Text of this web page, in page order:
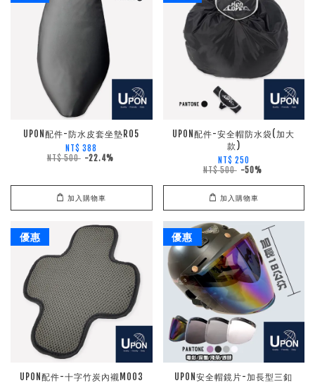
UPON配件-防水皮套坐墊R05
NT$ 388
NT$ 500 -22.4%
加入購物車
UPON配件-安全帽防水袋(加大
款)
NT$ 250
NT$ 500 -50%
加入購物車
優惠
UPON配件-十字竹炭內襯M003
優惠
UPON安全帽鏡片-加長型三釦